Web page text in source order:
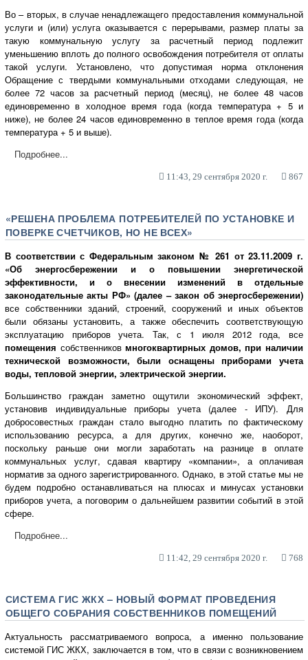
Во – вторых, в случае ненадлежащего предоставления коммунальной
услуги и (или) услуга оказывается с перерывами, размер платы за
такую коммунальную услугу за расчетный период подлежит
уменьшению вплоть до полного освобождения потребителя от оплаты
такой услуги. Установлено, что допустимая норма отклонения
Обращение с твердыми коммунальными отходами следующая, не
более 72 часов за расчетный период (месяц), не более 48 часов
единовременно в холодное время года (когда температура + 5 и
ниже), не более 24 часов единовременно в теплое время года (когда
температура + 5 и выше).
Подробнее...
11:43, 29 сентября 2020 г. 867
«РЕШЕНА ПРОБЛЕМА ПОТРЕБИТЕЛЕЙ ПО УСТАНОВКЕ И
ПОВЕРКЕ СЧЕТЧИКОВ, НО НЕ ВСЕХ»
В соответствии с Федеральным законом № 261 от 23.11.2009 г.
«Об энергосбережении и о повышении энергетической
эффективности, и о внесении изменений в отдельные
законодательные акты РФ» (далее – закон об энергосбережении)
все собственники зданий, строений, сооружений и иных объектов
были обязаны установить, а также обеспечить соответствующую
эксплуатацию приборов учета. Так, с 1 июля 2012 года, все
помещения собственниковмногоквартирных домов, при наличии
технической возможности, были оснащены приборами учета
воды, тепловой энергии, электрической энергии.
Большинство граждан заметно ощутили экономический эффект,
установив индивидуальные приборы учета (далее - ИПУ). Для
добросовестных граждан стало выгодно платить по фактическому
использованию ресурса, а для других, конечно же, наоборот,
поскольку раньше они могли заработать на разнице в оплате
коммунальных услуг, сдавая квартиру «компании», а оплачивая
норматив за одного зарегистрированного. Однако, в этой статье мы не
будем подробно останавливаться на плюсах и минусах установки
приборов учета, а поговорим о дальнейшем развитии событий в этой
сфере.
Подробнее...
11:42, 29 сентября 2020 г. 768
СИСТЕМА ГИС ЖКХ – НОВЫЙ ФОРМАТ ПРОВЕДЕНИЯ
ОБЩЕГО СОБРАНИЯ СОБСТВЕННИКОВ ПОМЕЩЕНИЙ
Актуальность рассматриваемого вопроса, а именно пользование
системой ГИС ЖКХ, заключается в том, что в связи с возникновением